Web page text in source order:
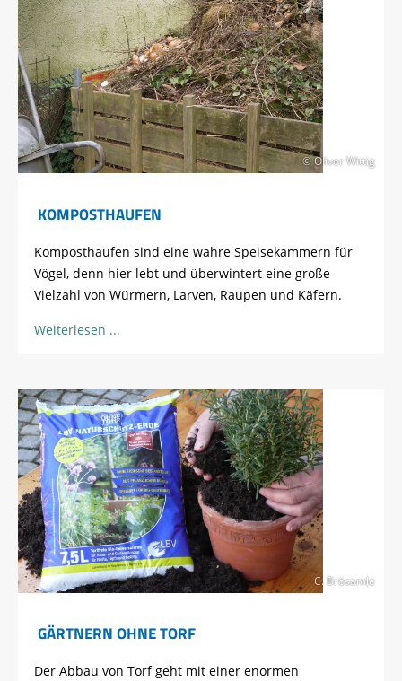
© Oliver Wittig
KOMPOSTHAUFEN
Komposthaufen sind eine wahre Speisekammern für
Vögel, denn hier lebt und überwintert eine große
Vielzahl von Würmern, Larven, Raupen und Käfern.
Weiterlesen
C. Brösamle
GÄRTNERN OHNE TORF
Der Abbau von Torf geht mit einer enormen